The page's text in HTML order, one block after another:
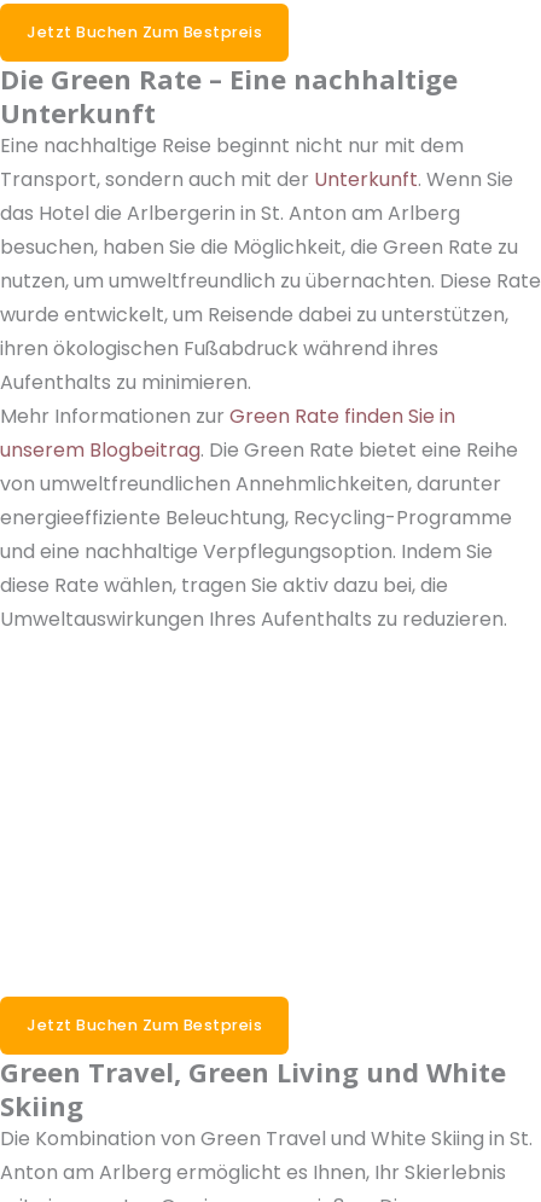
Jetzt Buchen Zum Bestpreis
Die Green Rate – Eine nachhaltige
Unterkunft
Eine nachhaltige Reise beginnt nicht nur mit dem
Transport, sondern auch mit der Unterkunft. Wenn Sie
das Hotel die Arlbergerin in St. Anton am Arlberg
besuchen, haben Sie die Möglichkeit, die Green Rate zu
nutzen, um umweltfreundlich zu übernachten. Diese Rate
wurde entwickelt, um Reisende dabei zu unterstützen,
ihren ökologischen Fußabdruck während ihres
Aufenthalts zu minimieren.
Mehr Informationen zur Green Rate finden Sie in
unserem Blogbeitrag. Die Green Rate bietet eine Reihe
von umweltfreundlichen Annehmlichkeiten, darunter
energieeffiziente Beleuchtung, Recycling-Programme
und eine nachhaltige Verpflegungsoption. Indem Sie
diese Rate wählen, tragen Sie aktiv dazu bei, die
Umweltauswirkungen Ihres Aufenthalts zu reduzieren.
Jetzt Buchen Zum Bestpreis
Green Travel, Green Living und White
Skiing
Die Kombination von Green Travel und White Skiing in St.
Anton am Arlberg ermöglicht es Ihnen, Ihr Skierlebnis